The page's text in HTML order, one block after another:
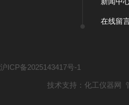
在线留
沪ICP备2025143417号-1
技术支持： 化工仪器网